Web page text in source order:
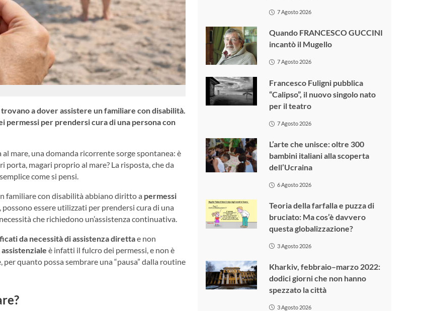
a dover assistere un familiare con disabilità.
permessi per prendersi cura di una persona con
mare, una domanda ricorrente sorge spontanea: è
porta, magari proprio al mare? La risposta, che da
come si pensi.
familiare con disabilità abbiano diritto a permessi
, possono essere utilizzati per prendersi cura di una
che richiedono un’assistenza continuativa.
da necessità di assistenza direttae non
è infatti il fulcro dei permessi, e non è
quanto possa sembrare una “pausa” dalla routine
7 Agosto 2026
Quando FRANCESCO GUCCINI
incantò il Mugello
7 Agosto 2026
Francesco Fuligni pubblica
“Calipso”, il nuovo singolo nato
per il teatro
7 Agosto 2026
L’arte che unisce: oltre 300
bambini italiani alla scoperta
dell’Ucraina
6 Agosto 2026
Teoria della farfalla e puzza di
bruciato: Ma cos’è davvero
questa globalizzazione?
3 Agosto 2026
Kharkiv, febbraio–marzo 2022:
dodici giorni che non hanno
spezzato la città
3 Agosto 2026